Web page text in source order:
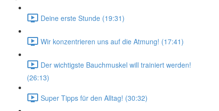
Deine erste Stunde (19:31)
Wir konzentrieren uns auf die Atmung! (17:41)
Der wichtigste Bauchmuskel will trainiert werden!
(26:13)
Super Tipps für den Alltag! (30:32)